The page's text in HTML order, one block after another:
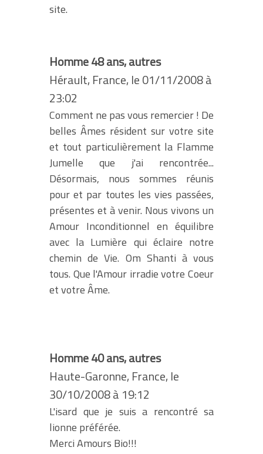
site.
Homme 48 ans, autres
Hérault, France, le 01/11/2008 à
23:02
Comment ne pas vous remercier ! De
belles Âmes résident sur votre site
et tout particulièrement la Flamme
Jumelle que j'ai rencontrée...
Désormais, nous sommes réunis
pour et par toutes les vies passées,
présentes et à venir. Nous vivons un
Amour Inconditionnel en équilibre
avec la Lumière qui éclaire notre
chemin de Vie. Om Shanti à vous
tous. Que l'Amour irradie votre Coeur
et votre Âme.
Homme 40 ans, autres
Haute-Garonne, France, le
30/10/2008 à 19:12
L'isard que je suis a rencontré sa
lionne préférée.
Merci Amours Bio!!!